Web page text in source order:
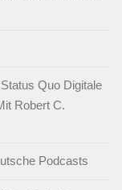
Quo Digitale
Robert C.
Podcasts